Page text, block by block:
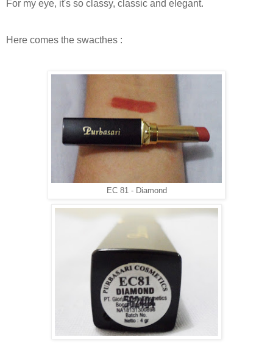
For my eye, it's so classy, classic and elegant.
Here comes the swacthes :
EC 81 - Diamond